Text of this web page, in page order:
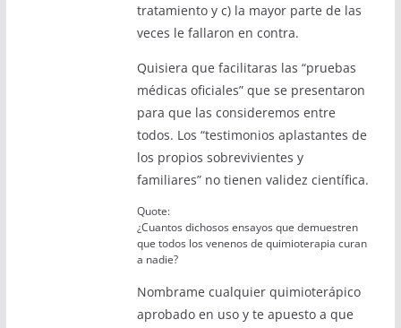
tratamiento y c) la mayor parte de las
veces le fallaron en contra.
Quisiera que facilitaras las “pruebas
médicas oficiales” que se presentaron
para que las consideremos entre
todos. Los “testimonios aplastantes de
los propios sobrevivientes y
familiares” no tienen validez científica.
Quote:
¿Cuantos dichosos ensayos que demuestren
que todos los venenos de quimioterapia curan
a nadie?
Nombrame cualquier quimioterápico
aprobado en uso y te apuesto a que